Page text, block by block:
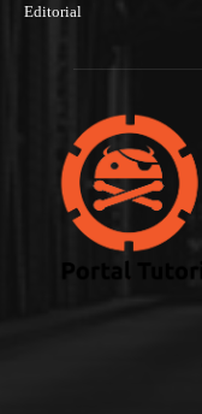
Editorial